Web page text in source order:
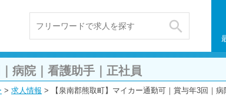

病院｜看護助手｜正社員
> 求人情報 > 【泉南郡熊取町】マイカー通勤可｜賞与年3回｜